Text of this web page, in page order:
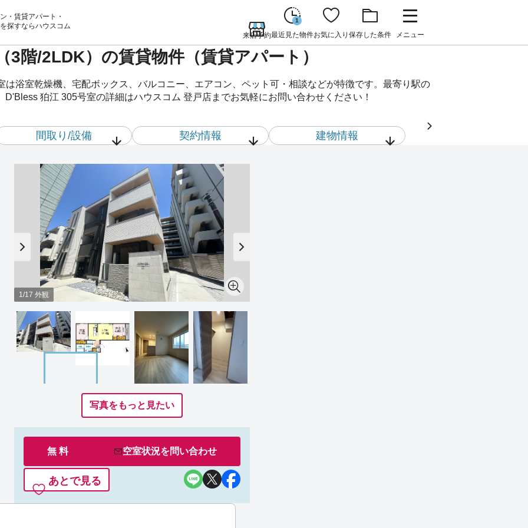
・賃貸アパート・
探すならハウスコム
来店予約
1
最近見た物件お気に入り 保存した条件 メニュー
階/2LDK）の賃貸物件（賃貸アパート）
浴室乾燥機、宅配ボックス、バルコニー、エアコン、ペット可・相談などが特徴です。最寄り駅の
狛江 305号室の詳細はハウスコム 登戸店までお気軽にお問い合わせください！
間取り/設備 契約情報 建物情報
1/17 外観
写真をもっと見たい
無 料 空室状況を問い合わせ
あとで見る